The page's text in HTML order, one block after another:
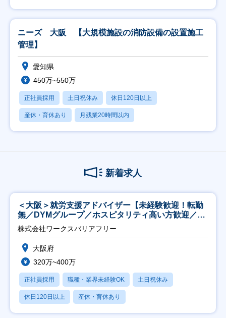
ニーズ 大阪 【大規模施設の消防設備の設置施工
管理】
愛知県
450万~550万
正社員採用 土日祝休み 休日120日以上
産休・育休あり 月残業20時間以内
新着求人
＜大阪＞就労支援アドバイザー【未経験歓迎！転勤
無／DYMグループ／ホスピタリティ高い方歓迎／土
日祝】
株式会社ワークスバリアフリー
大阪府
320万~400万
正社員採用 職種・業界未経験OK 土日祝休み
休日120日以上 産休・育休あり